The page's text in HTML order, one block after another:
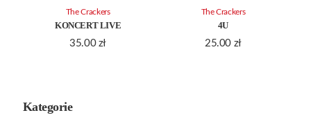
KONCERT LIVE
35.00 zł
The Crackers
4U
25.00 zł
The Crackers
Kategorie